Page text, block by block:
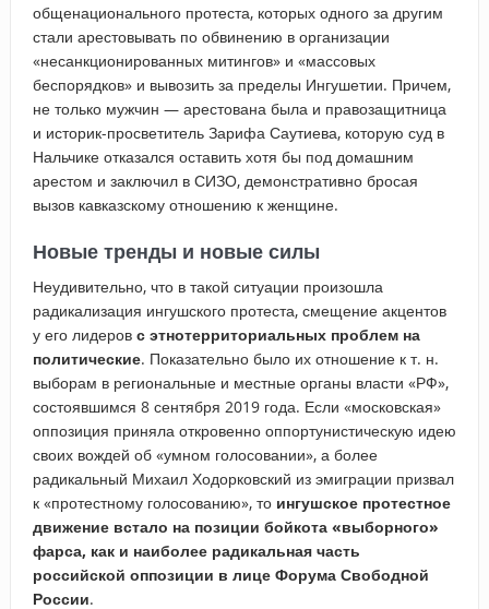
общенационального протеста, которых одного за другим
стали арестовывать по обвинению в организации
«несанкционированных митингов» и «массовых
беспорядков» и вывозить за пределы Ингушетии. Причем,
не только мужчин — арестована была и правозащитница
и историк-просветитель Зарифа Саутиева, которую суд в
Нальчике отказался оставить хотя бы под домашним
арестом и заключил в СИЗО, демонстративно бросая
вызов кавказскому отношению к женщине.
Новые тренды и новые силы
Неудивительно, что в такой ситуации произошла
радикализация ингушского протеста, смещение акцентов
у его лидеров с этнотерриториальных проблем на
политические. Показательно было их отношение к т. н.
выборам в региональные и местные органы власти «РФ»,
состоявшимся 8 сентября 2019 года. Если «московская»
оппозиция приняла откровенно оппортунистическую идею
своих вождей об «умном голосовании», а более
радикальный Михаил Ходорковский из эмиграции призвал
к «протестному голосованию», то ингушское протестное
движение встало на позиции бойкота «выборного»
фарса, как и наиболее радикальная часть
российской оппозиции в лице Форума Свободной
России.